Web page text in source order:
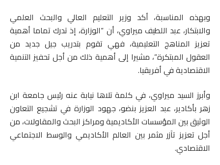
وبهذه المناسبة، أكد وزير التعليم العالي والبحث العلمي
والابتكار، عبد اللطيف ميراوي، أن “الوزارة، إذ تدرك تماما أهمية
تعزيز المناهج التعليمية، فهي تقوم بتدريب جيل جديد من
العقول المبتكرة”، مشيرا إلى أهمية ذلك من أجل تحفيز التنمية
الاقتصادية في أفريقيا.
وأبرز السيد ميراوي، في كلمة تلاها نيابة عنه رئيس جامعة ابن
زهر بأكادير، عبد العزيز بنضو، جهود الوزارة في تشجيع التعاون
الوثيق بين المؤسسات الأكاديمية ومراكز البحث والمقاولات، من
أجل تعزيز تآزر مثمر بين العالم الأكاديمي والوسط الاجتماعي
الاقتصادي.